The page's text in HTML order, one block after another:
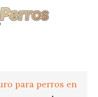
para perros en